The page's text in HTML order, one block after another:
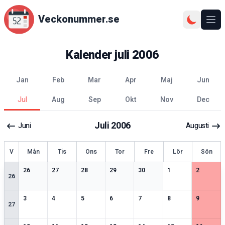
Veckonummer.se
Kalenderjuli 2006
jan feb mar apr maj
jun
jul
aug sep okt nov dec
Juni Juli2006 Augusti
Vecka Mån Tis Ons Tor Fre Lör Sön
26
26
2speciella datum
27
2speciella datum
28
1speciella datum
29
2speciella datum
30
2speciella datum
12 speciella datum
2
2
27
3
1speciella datum
4
2speciella datum
5
2speciella datum
6
2speciella datum
7
1speciella datum
8
1speciella datum
9
2